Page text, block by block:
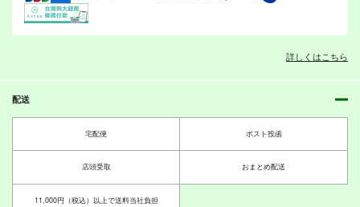
詳しくはこちら
配送
宅配便 ポスト投函
店頭受取 おまとめ配送
11,000円（税込）以上で送料当社負担